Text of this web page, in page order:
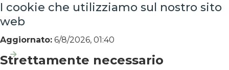
I cookie che utilizziamo sul nostro sito
web
Aggiornato: 6/8/2026, 01:40
Strettamente necessario